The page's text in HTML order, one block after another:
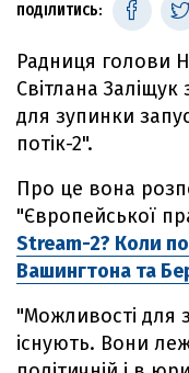
ПОДІЛИТИСЬ:
Радниця голови
Світлана
для зупинки
потік-2".
Про це вона
"Європейської
Stream-2? Коли
Вашингтона та
"Можливості для
існують. Вони